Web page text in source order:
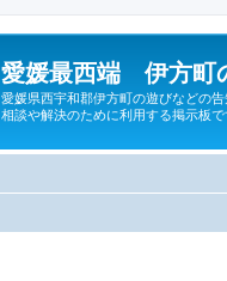
愛媛最西端 伊方町
愛媛県西宇和郡伊方町の遊びなどの
相談や解決のために利用する掲示板